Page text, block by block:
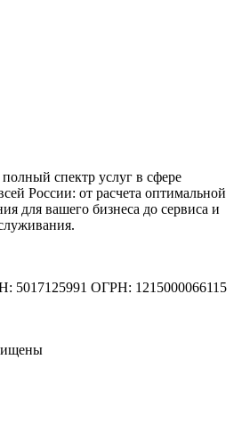
спектр услуг в сфере
России: от расчета оптимальной
для вашего бизнеса до сервиса и
5017125991 ОГРН: 1215000066115